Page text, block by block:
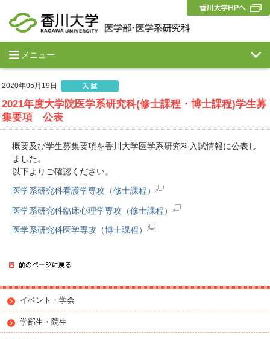
メニュー
2020年05月19日
2021年度大学院医学系研究科(修士課程・博士課程)学生募
集要項 公表
概要及び学生募集要項を香川大学医学系研究科入試情報に公表し
ました。
以下よりご確認ください。
医学系研究科看護学専攻（修士課程）
医学系研究科臨床心理学専攻（修士課程）
医学系研究科医学専攻（博士課程）
イベント・学会
学部生・院生